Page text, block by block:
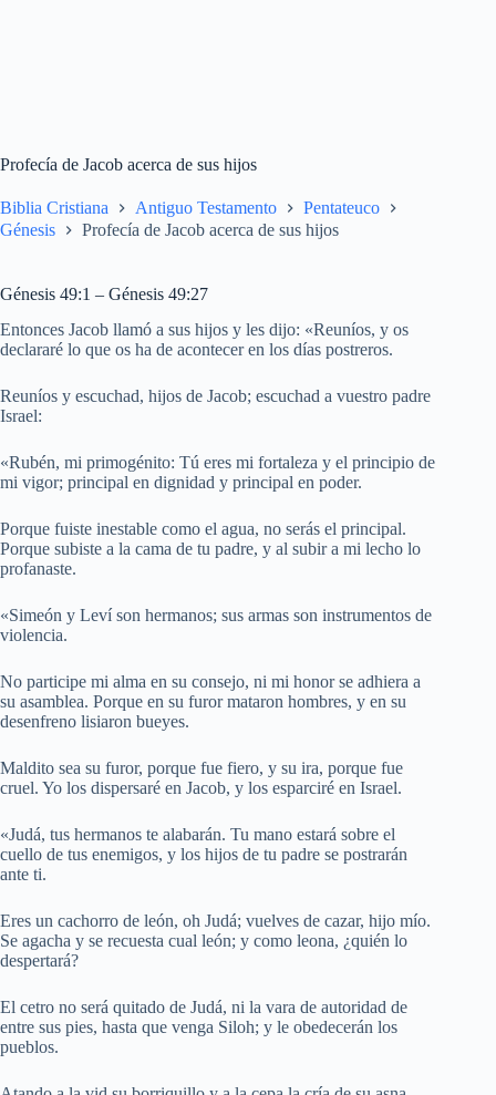
Profecía de Jacob acerca de sus hijos
Biblia Cristiana Antiguo Testamento
Pentateuco
Génesis
Profecía de Jacob acerca de sus hijos
Génesis 49:1 – Génesis 49:27
Entonces Jacob llamó a sus hijos y les dijo: «Reuníos, y os
declararé lo que os ha de acontecer en los días postreros.
Reuníos y escuchad, hijos de Jacob; escuchad a vuestro padre
Israel:
«Rubén, mi primogénito: Tú eres mi fortaleza y el principio de
mi vigor; principal en dignidad y principal en poder.
Porque fuiste inestable como el agua, no serás el principal.
Porque subiste a la cama de tu padre, y al subir a mi lecho lo
profanaste.
«Simeón y Leví son hermanos; sus armas son instrumentos de
violencia.
No participe mi alma en su consejo, ni mi honor se adhiera a
su asamblea. Porque en su furor mataron hombres, y en su
desenfreno lisiaron bueyes.
Maldito sea su furor, porque fue fiero, y su ira, porque fue
cruel. Yo los dispersaré en Jacob, y los esparciré en Israel.
«Judá, tus hermanos te alabarán. Tu mano estará sobre el
cuello de tus enemigos, y los hijos de tu padre se postrarán
ante ti.
Eres un cachorro de león, oh Judá; vuelves de cazar, hijo mío.
Se agacha y se recuesta cual león; y como leona, ¿quién lo
despertará?
El cetro no será quitado de Judá, ni la vara de autoridad de
entre sus pies, hasta que venga Siloh; y le obedecerán los
pueblos.